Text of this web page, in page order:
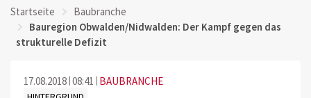
Startseite
Baubranche
Bauregion Obwalden/Nidwalden: Der Kampf gegen das
strukturelle Defizit
17.08.2018 08:41 BAUBRANCHE